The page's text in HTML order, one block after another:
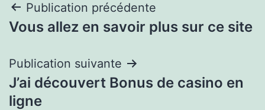
Navigation
de
l’article
Publication précédente
Vous allez en savoir plus sur ce site
Publication suivante
J’ai découvert Bonus de casino en
ligne